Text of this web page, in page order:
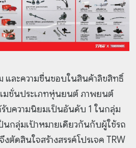
และความชื่นชอบในสินค้าลิขสิทธิ์
มชั่นประเภทหุ่นยนต์ ภาพยนต์
รับความนิยมเป็นอันดับ 1 ในกลุ่ม
กลุ่มเป้าหมายเดียวกันกับผู้ใช้รถ
งตัดสินใจสร้างสรรค์โปรเจค TRW